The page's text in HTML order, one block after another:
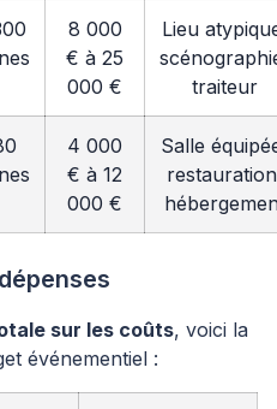
8 000
€ à 25
000 €
Lieu
traiteur
4 000
€ à 12
000 €
Salle
sur les coûts, voici la
événementiel :